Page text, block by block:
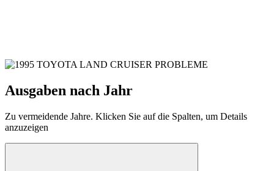
Ausgaben nach Jahr
Zu vermeidende Jahre. Klicken Sie auf die Spalten, um Details
anzuzeigen